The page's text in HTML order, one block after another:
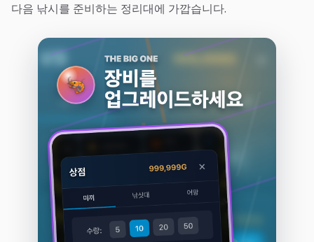
다음 낚시를 준비하는 정리대에 가깝습니다.